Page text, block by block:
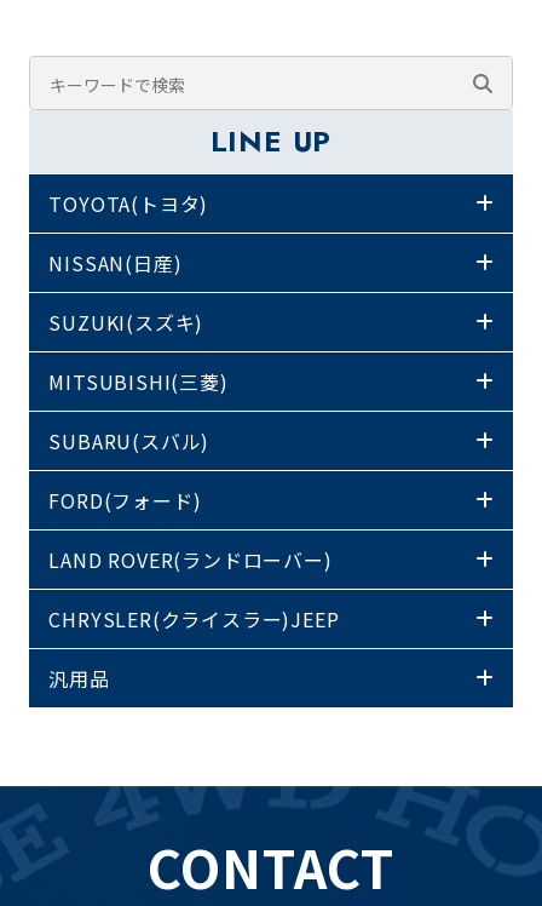
LINE UP
TOYOTA(トヨタ)
NISSAN(日産)
SUZUKI(スズキ)
MITSUBISHI(三菱)
SUBARU(スバル)
FORD(フォード)
LAND ROVER(ランドローバー)
CHRYSLER(クライスラー)JEEP
汎用品
CONTACT